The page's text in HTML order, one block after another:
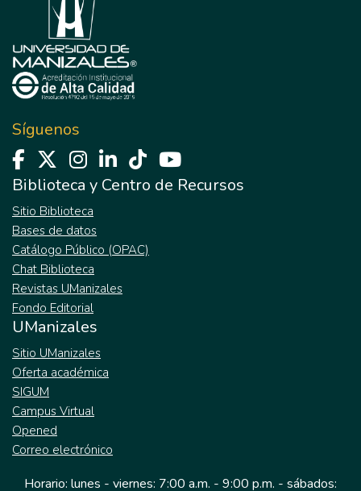
Síguenos
Biblioteca y Centro de Recursos
Sitio Biblioteca
Bases de datos
Catálogo Público (OPAC)
Chat Biblioteca
Revistas UManizales
Fondo Editorial
UManizales
Sitio UManizales
Oferta académica
SIGUM
Campus Virtual
Opened
Correo electrónico
Horario: lunes - viernes: 7:00 a.m. - 9:00 p.m. - sábados: